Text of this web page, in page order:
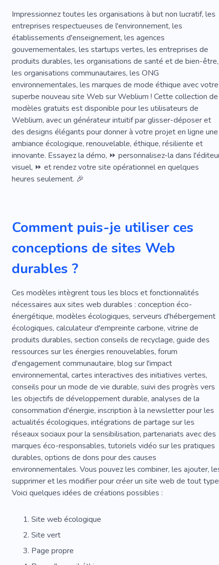
Services
Faire Le Ménage
Élégant
Biodiversité
Forêt Jardin Propre
Batterie Solaire
Faune
Solution
Monde Vert
Agriculture Batterie
Climat
Soin De La Verdure
Déchets
Agriculture
Nourriture Inspiration
Fiabilité
Créateur
Récolte Ventes
Nourriture Saine
Minéraux
Paumes
Agroalimentaire
Sans OGM
Spécialiste
Sécurité
Impressionnez toutes les organisations à but non lucratif, les
entreprises respectueuses de l'environnement, les
établissements d'enseignement, les agences
gouvernementales, les startups vertes, les entreprises de
produits durables, les organisations de santé et de bien-être,
les organisations communautaires, les ONG
environnementales, les marques de mode éthique avec votre
superbe nouveau site Web sur Weblium ! Cette collection de
modèles gratuits est disponible pour les utilisateurs de
Weblium, avec un générateur intuitif par glisser-déposer et
des designs élégants pour donner à votre projet en ligne une
ambiance écologique, renouvelable, éthique, résiliente et
innovante. Essayez la démo, ⏩ personnalisez-la dans
visuel, ⏩ et rendez votre site opérationnel en quelques
heures seulement. 🎉
Comment puis-je utiliser ces
conceptions de sites Web
durables ?
Ces modèles intègrent tous les blocs et fonctionnalités
nécessaires aux sites web durables : conception éco-
énergétique, modèles écologiques, serveurs d'hébergement
écologiques, calculateur d'empreinte carbone, vitrine de
produits durables, section conseils de recyclage, guide des
ressources sur les énergies renouvelables, forum
d'engagement communautaire, blog sur l'impact
environnemental, cartes interactives des initiatives vertes,
conseils pour un mode de vie durable, suivi des progrès vers
les objectifs de développement durable, analyses de la
consommation d'énergie, inscription à la newsletter pour les
actualités écologiques, intégrations de partage sur les
réseaux sociaux pour la sensibilisation, partenariats avec des
marques éco-responsables, tutoriels vidéo sur les pratiques
durables, options de dons pour des causes
environnementales. Vous pouvez les combiner, les ajouter,
supprimer et les modifier pour créer un site web de tout
Voici quelques idées de créations possibles :
Site web écologique
Site vert
Page propre